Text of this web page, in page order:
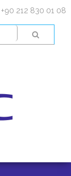
+90 212 830 01 08